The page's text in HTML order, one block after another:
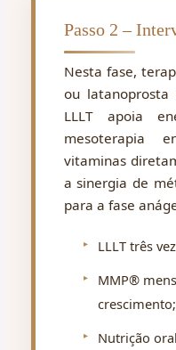
Passo 2 –
Nesta fase,
ou latanoprosta
LLLT apoia
mesoterapia
vitaminas
a sinergia de
para a fase
LLLT três
MMP®
crescimento;
Nutrição